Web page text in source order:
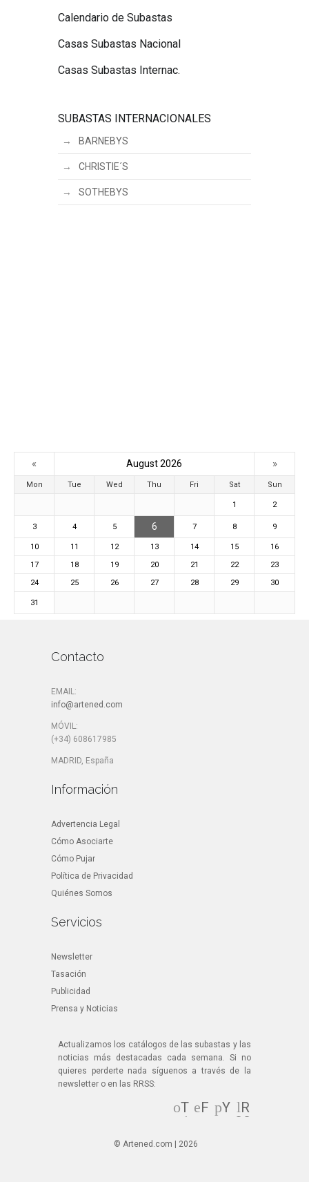
Calendario de Subastas
Casas Subastas Nacional
Casas Subastas Internac.
SUBASTAS INTERNACIONALES
BARNEBYS
CHRISTIE´S
SOTHEBYS
« August 2026 »
Mon Tue Wed Thu Fri Sat Sun
1 2
3 4 5 6 7 8 9
10 11 12 13 14 15
16
17
18 19 20 21 22
23
24
25 26 27 28 29 30
31
Contacto
EMAIL:
info@artened.com
MÓVIL:
(+34) 608617985
MADRID, España
Información
Advertencia Legal
Cómo Asociarte
Cómo Pujar
Política de Privacidad
Quiénes Somos
Servicios
Newsletter
Tasación
Publicidad
Prensa y Noticias
Actualizamos los catálogos de las subastas y las
noticias más destacadas cada semana. Si no
quieres perderte nada síguenos a través de la
newsletter o en las RRSS:
T
wi
er
F
oo
Y
R
SS
© Artened.com | 2026